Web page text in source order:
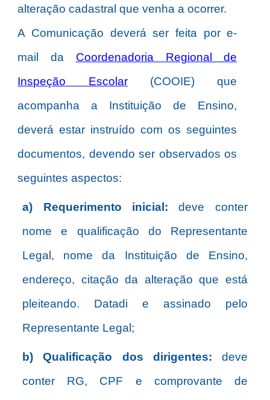
alteração cadastral que venha a ocorrer.
A Comunicação deverá ser feita por e-
mail da Coordenadoria Regional de
Inspeção Escolar(COOIE) que
acompanha a Instituição de Ensino,
deverá estar instruído com os seguintes
documentos, devendo ser observados os
seguintes aspectos:
a) Requerimento inicial: deve conter
nome e qualificação do Representante
Legal, nome da Instituição de Ensino,
endereço, citação da alteração que está
pleiteando. Datadi e assinado pelo
Representante Legal;
b) Qualificação dos dirigentes: deve
conter RG, CPF e comprovante de